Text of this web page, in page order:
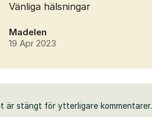
Vänliga hälsningar
Madelen
19 Apr 2023
är stängt för ytterligare kommentarer.